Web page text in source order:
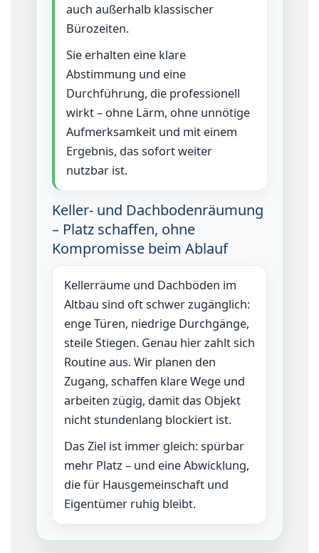
auch außerhalb klassischer
Bürozeiten.
Sie erhalten eine klare
Abstimmung und eine
Durchführung, die professionell
wirkt – ohne Lärm, ohne unnötige
Aufmerksamkeit und mit einem
Ergebnis, das sofort weiter
nutzbar ist.
Keller- und Dachbodenräumung
– Platz schaffen, ohne
Kompromisse beim Ablauf
Kellerräume und Dachböden im
Altbau sind oft schwer zugänglich:
enge Türen, niedrige Durchgänge,
steile Stiegen. Genau hier zahlt sich
Routine aus. Wir planen den
Zugang, schaffen klare Wege und
arbeiten zügig, damit das Objekt
nicht stundenlang blockiert ist.
Das Ziel ist immer gleich: spürbar
mehr Platz – und eine Abwicklung,
die für Hausgemeinschaft und
Eigentümer ruhig bleibt.